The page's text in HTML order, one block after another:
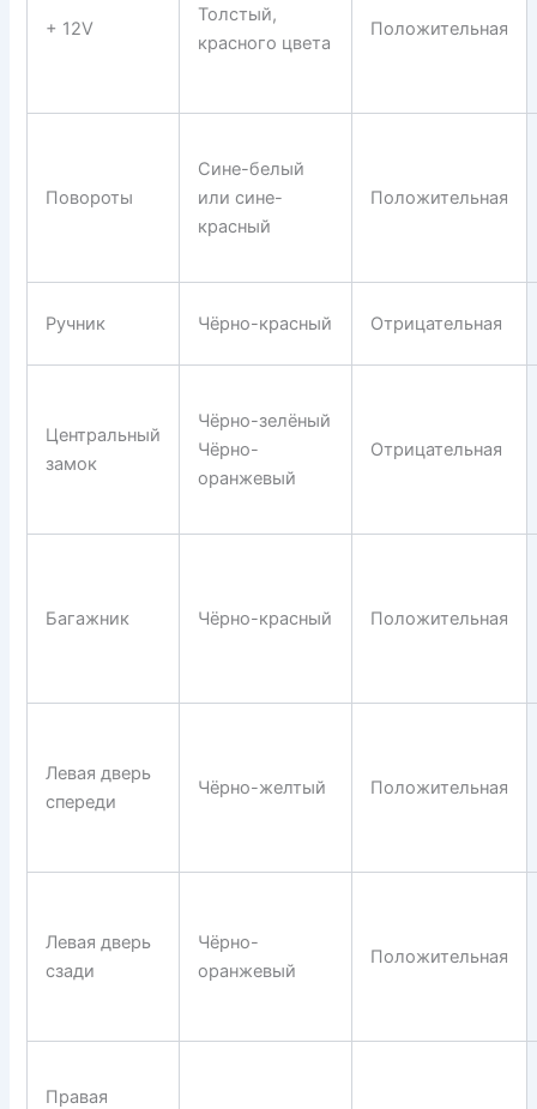
+ 12V
Толстый,
красного цвета
Положительная
Повороты
Сине-белый
или сине-
красный
Положительная
Ручник Чёрно-красный Отрицательная
Центральный
замок
Чёрно-зелёный
Чёрно-
оранжевый
Отрицательная
Багажник Чёрно-красный Положительная
Левая дверь
спереди
Чёрно-желтый Положительная
Левая дверь
сзади
Чёрно-
оранжевый
Положительная
Правая